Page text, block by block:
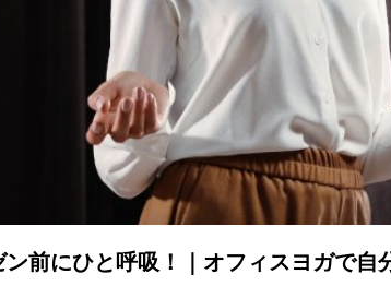
前にひと呼吸！｜オフィスヨガで自